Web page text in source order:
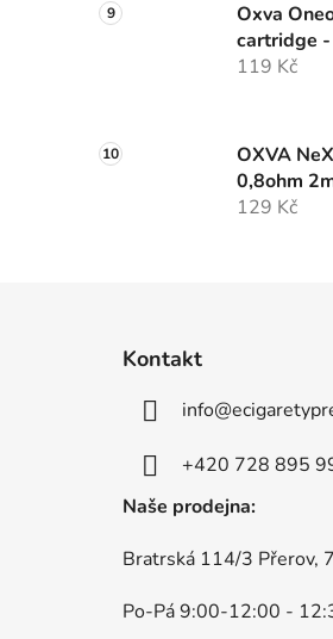
Oxva
cartridge
119 Kč
OXVA
0,8ohm
129 Kč
Kontakt
info@
+420 728 895
Naše prodejna:
Bratrská 114/3 Přerov,
Po-Pá 9:00-12:00 -